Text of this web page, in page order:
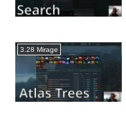
3.28 Mirage